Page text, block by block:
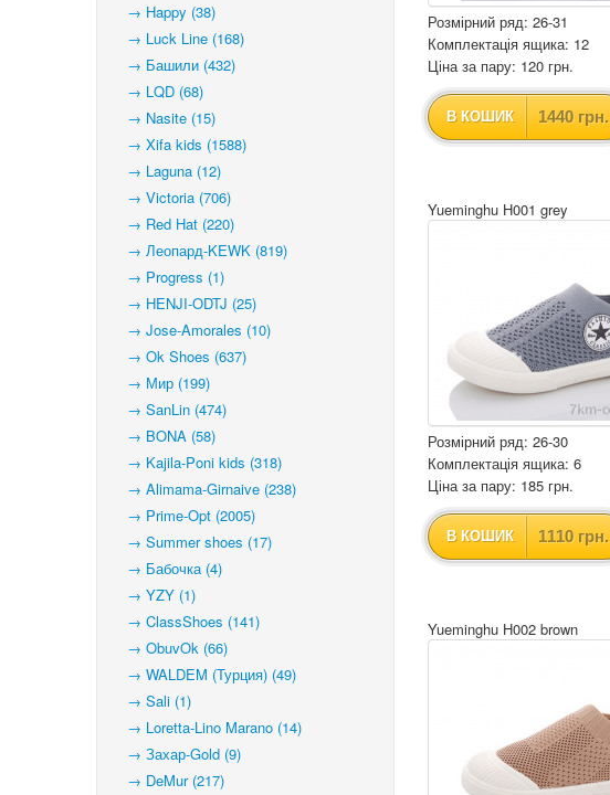
→ Happy (38)
→ Luck Line (168)
→ Башили (432)
→ LQD (68)
→ Nasite (15)
→ Xifa kids (1588)
→ Laguna (12)
→ Victoria (706)
→ Red Hat (220)
→ Леопард-KEWK (819)
→ Progress (1)
→ HENJI-ODTJ (25)
→ Jose-Amorales (10)
→ Ok Shoes (637)
→ Мир (199)
→ SanLin (474)
→ BONA (58)
→ Kajila-Poni kids (318)
→ Alimama-Girnaive (238)
→ Prime-Opt (2005)
→ Summer shoes (17)
→ Бабочка (4)
→ YZY (1)
→ ClassShoes (141)
→ ObuvOk (66)
→ WALDEM (Турция) (49)
→ Sali (1)
→ Loretta-Lino Marano (14)
→ Захар-Gold (9)
→ DeMur (217)
Розмірний ряд: 26-31
Комплектація ящика: 12
Ціна за пару: 120 грн.
В КОШИК 1440 грн.
Yueminghu H001 grey
Розмірний ряд: 26-30
Комплектація ящика: 6
Ціна за пару: 185 грн.
В КОШИК 1110 грн.
Yueminghu H002 brown